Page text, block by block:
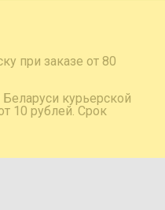
при заказе от 80
курьерской
10 рублей. Срок